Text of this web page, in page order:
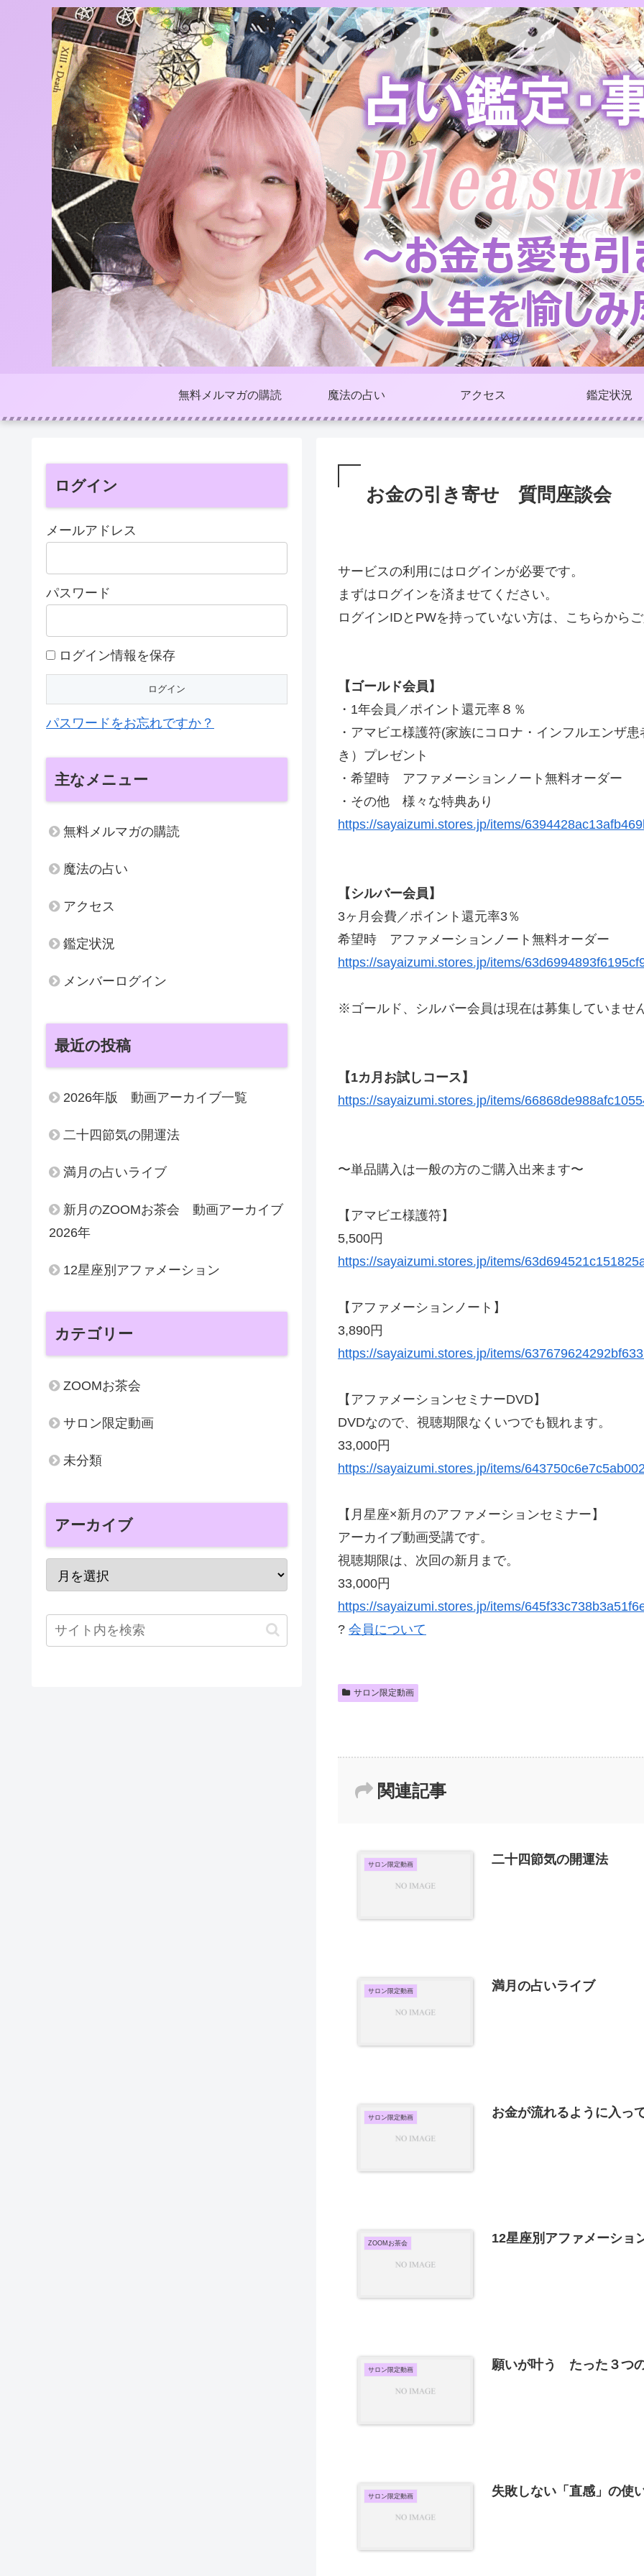
無料メルマガの購読 魔法の占い アクセス 鑑定状況
お金の引き寄せ 質問座談会
サービスの利用にはログインが必要です。
まずはログインを済ませてください。
ログインIDとPWを持っていない方は、こちらから
【ゴールド会員】
・1年会員／ポイント還元率８％
・アマビエ様護符(家族にコロナ・インフルエンザ
き）プレゼント
・希望時 アファメーションノート無料オーダー
・その他 様々な特典あり
https://sayaizumi.stores.jp/items/
【シルバー会員】
3ヶ月会費／ポイント還元率3％
希望時 アファメーションノート無料オーダー
https://sayaizumi.stores.jp/items/
※ゴールド、シルバー会員は現在は募集していませ
【1カ月お試しコース】
https://sayaizumi.stores.jp/items/
〜単品購入は一般の方のご購入出来ます〜
【アマビエ様護符】
5,500円
https://sayaizumi.stores.jp/items/
【アファメーションノート】
3,890円
https://sayaizumi.stores.jp/items/
【アファメーションセミナーDVD】
DVDなので、視聴期限なくいつでも観れます。
33,000円
https://sayaizumi.stores.jp/items/
【月星座×新月のアファメーションセミナー】
アーカイブ動画受講です。
視聴期限は、次回の新月まで。
33,000円
https://sayaizumi.stores.jp/items/
? 会員について
サロン限定動画
関連記事
サロン限定動画 二十四節気の開運法
サロン限定動画 満月の占いライブ
サロン限定動画 お金が流れるように入っ
ZOOMお茶会 12星座別アファメーショ
サロン限定動画 願いが叶う たった３つ
サロン限定動画 失敗しない「直感」の使
ログイン
メールアドレス
パスワード
ログイン情報を保存
パスワードをお忘れですか？
主なメニュー
無料メルマガの購読
魔法の占い
アクセス
鑑定状況
メンバーログイン
最近の投稿
2026年版 動画アーカイブ一覧
二十四節気の開運法
満月の占いライブ
新月のZOOMお茶会 動画アーカイブ
2026年
12星座別アファメーション
カテゴリー
ZOOMお茶会
サロン限定動画
未分類
アーカイブ